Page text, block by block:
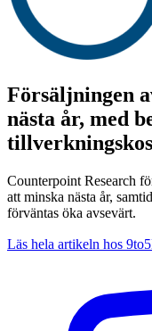
Försäljningen
nästa år, med
Counterpoint Research
att minska nästa år,
förväntas öka avsevärt.
Läs hela artikeln hos